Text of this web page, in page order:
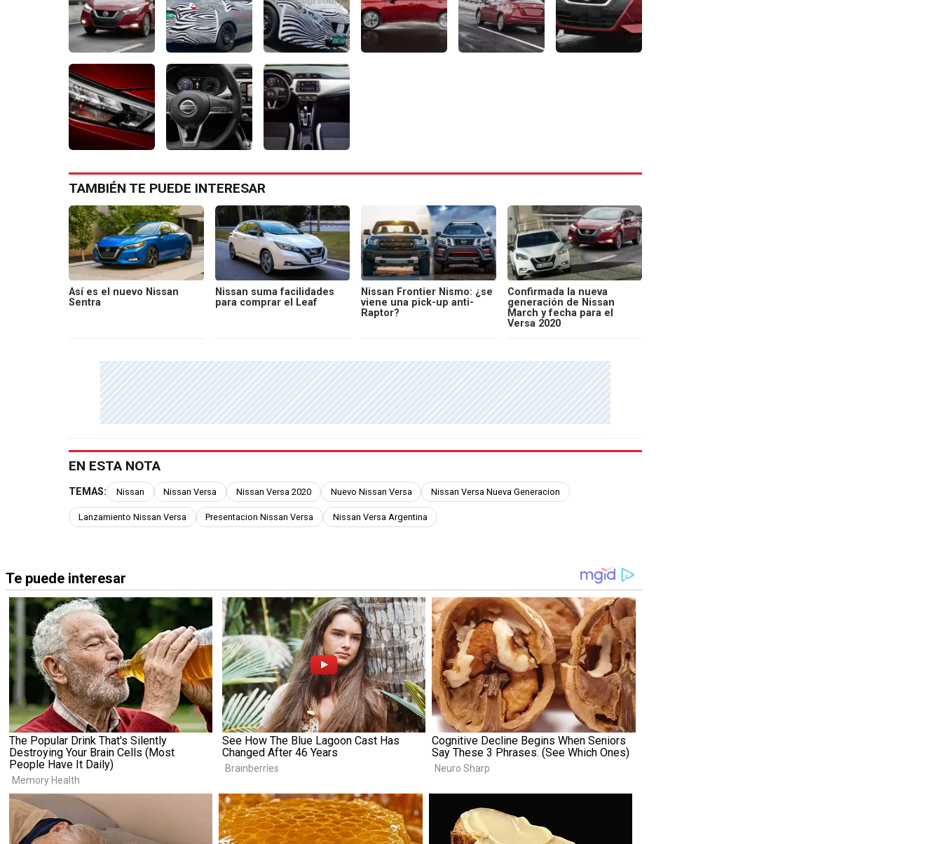
TAMBIÉN TE PUEDE INTERESAR
Así es el nuevo Nissan
Sentra
Nissan suma facilidades
para comprar el Leaf
Nissan Frontier Nismo: ¿se
viene una pick-up anti-
Raptor?
Confirmada la nueva
generación de Nissan
March y fecha para el
Versa 2020
EN ESTA NOTA
TEMAS: Nissan Nissan Versa Nissan Versa 2020 Nuevo Nissan Versa Nissan Versa Nueva Generacion
Lanzamiento Nissan Versa Presentacion Nissan Versa Nissan Versa Argentina